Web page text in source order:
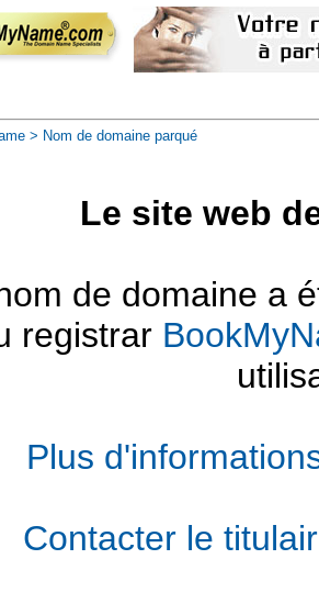
> Nom de domaine parqué
Le site web
de domaine a
registrar
Plus
Contacter le